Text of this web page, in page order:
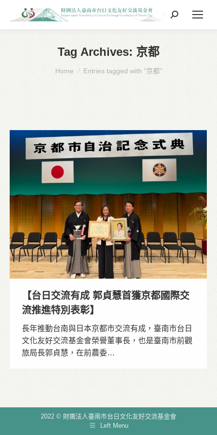
Search:
Tag Archives: 京都
You are here:
Home Entries tagged with "京都"
【台日交流有成 郭貞慧首獲京都國際交
流推進特別表彰】
長年推動台南與日本京都市交流有成，臺南市台日
文化友好交流基金會榮譽董事長，也是臺南市前觀
旅局長郭貞慧，在前農委…
2022 © 財團法人臺南市台日文化友好交流基金會
Left Menu